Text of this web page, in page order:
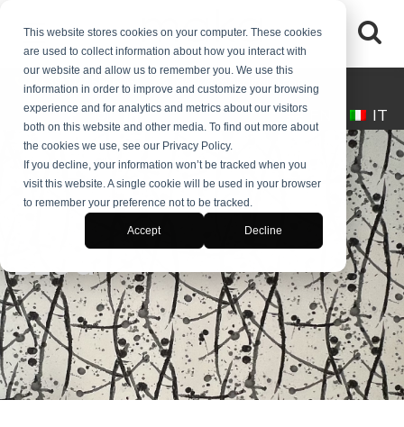
This website stores cookies on your computer. These cookies
are used to collect information about how you interact with
our website and allow us to remember you. We use this
information in order to improve and customize your browsing
experience and for analytics and metrics about our visitors
both on this website and other media. To find out more about
the cookies we use, see our Privacy Policy.
If you decline, your information won’t be tracked when you
visit this website. A single cookie will be used in your browser
to remember your preference not to be tracked.
Accept Decline
(+39) 0245546061 desk@makaitalia.com
IT
BLOG